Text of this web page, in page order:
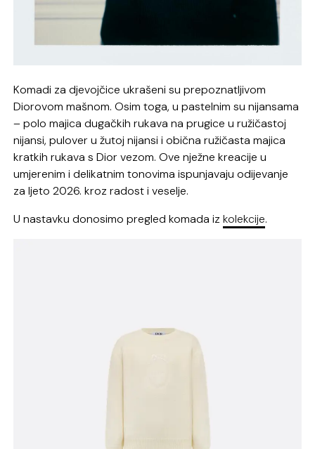
Komadi za djevojčice ukrašeni su prepoznatljivom
Diorovom mašnom. Osim toga, u pastelnim su nijansama
– polo majica dugačkih rukava na prugice u ružičastoj
nijansi, pulover u žutoj nijansi i obična ružičasta majica
kratkih rukava s Dior vezom. Ove nježne kreacije u
umjerenim i delikatnim tonovima ispunjavaju odijevanje
za ljeto 2026. kroz radost i veselje.
U nastavku donosimo pregled komada izkolekcije.